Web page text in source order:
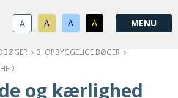
A A A A
3. OPBYGGELIGE BØGER
og kærlighed